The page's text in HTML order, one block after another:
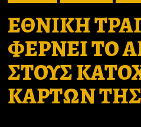
ΕΘΝΙΚΗ
ΦΕΡΝΕΙ ΤΟ
ΣΤΟΥΣ
ΚΑΡΤΩΝ ΤΗΣ